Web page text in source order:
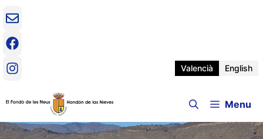
Vés
contingut
Valencià English
Menu